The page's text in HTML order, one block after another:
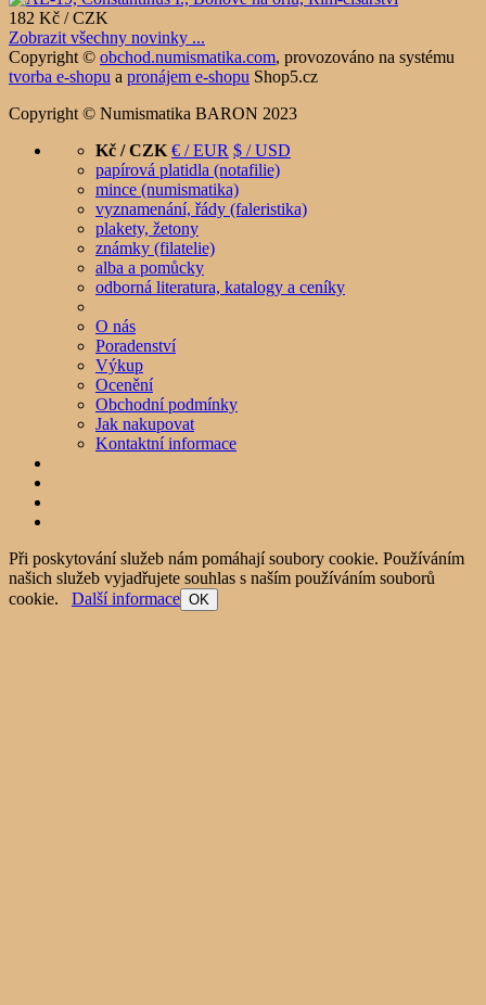
182 Kč / CZK
Zobrazit všechny novinky ...
Copyright © obchod.numismatika.com, provozováno na systému
tvorba e-shopu a pronájem e-shopu Shop5.cz
Copyright © Numismatika BARON 2023
Kč / CZK € / EUR $ / USD
papírová platidla (notafilie)
mince (numismatika)
vyznamenání, řády (faleristika)
plakety, žetony
známky (filatelie)
alba a pomůcky
odborná literatura, katalogy a ceníky
O nás
Poradenství
Výkup
Ocenění
Obchodní podmínky
Jak nakupovat
Kontaktní informace
Při poskytování služeb nám pomáhají soubory cookie. Používáním
našich služeb vyjadřujete souhlas s naším používáním souborů
cookie. Další informace